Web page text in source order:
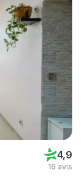
4,9
16 avis